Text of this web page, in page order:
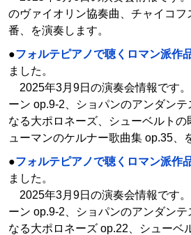
のヴァイオリン協奏曲、チャイコフ
番、を演奏します。
●フォルテピアノで聴くロマン派作
ました。
2025年3月9日の演奏会情報です
ーン op.9-2、ショパンのアンダン
なる大ポロネーズ、シューベルトの
ューマンのケルナー歌曲集 op.35、
●フォルテピアノで聴くロマン派作
ました。
2025年3月9日の演奏会情報です
ーン op.9-2、ショパンのアンダン
なる大ポロネーズ op.22、シューベ